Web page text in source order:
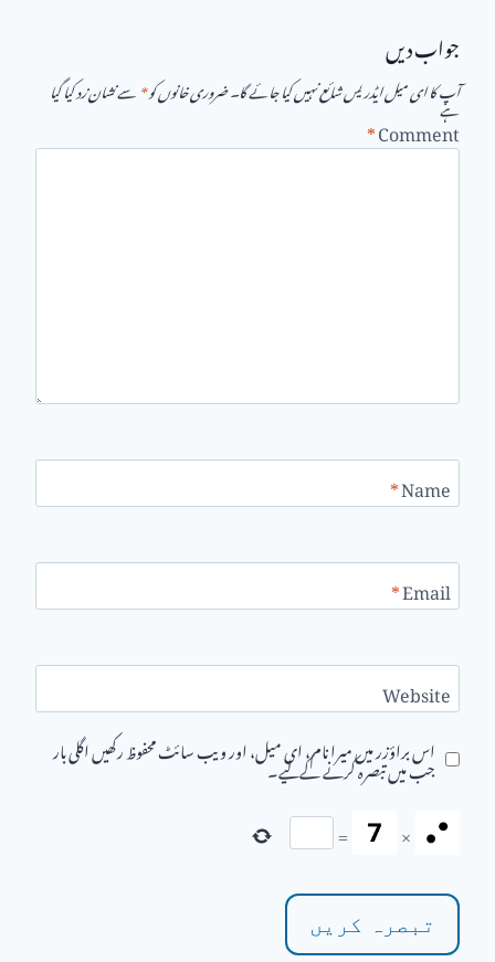
جواب دیں
آپ کا ای میل ایڈریس شائع نہیں کیا جائے گا۔ضروری خانوں کو*سے نشان زد کیا گیا ہے
Comment
*
Name
*
Email
*
Website
اس براؤزر میں میرا نام، ای میل، اور ویب سائٹ محفوظ رکھیں اگلی بار
جب میں تبصرہ کرنے کےلیے۔
×
=